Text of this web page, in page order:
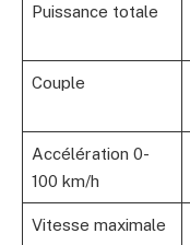
Puissance totale
Couple
Accélération 0-
100 km/h
Vitesse maximale